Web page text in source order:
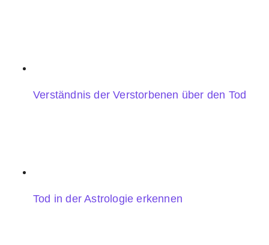
Verständnis der Verstorbenen über den Tod
Tod in der Astrologie erkennen